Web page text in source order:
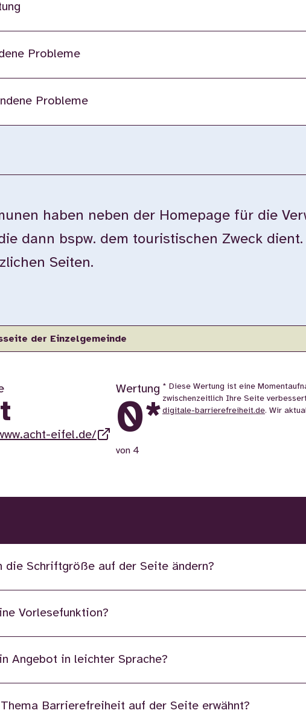
Probleme
Probleme
haben neben der Homepage für die
dann bspw. dem touristischen Zweck
Seiten.
der Einzelgemeinde
eifel.de/
Wertung
0*
von 4
* Diese Wertung ist eine
zwischenzeitlich Ihre Seite
digitale-barrierefreiheit.de. Wir
die Schriftgröße auf der Seite ändern?
Vorlesefunktion?
Angebot in leichter Sprache?
Barrierefreiheit auf der Seite erwähnt?